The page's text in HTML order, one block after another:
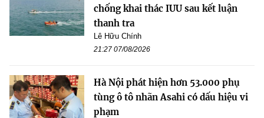
chống khai thác IUU sau kết luận
thanh tra
Lê Hữu Chính
21:27 07/08/2026
Hà Nội phát hiện hơn 53.000 phụ
tùng ô tô nhãn Asahi có dấu hiệu vi
phạm